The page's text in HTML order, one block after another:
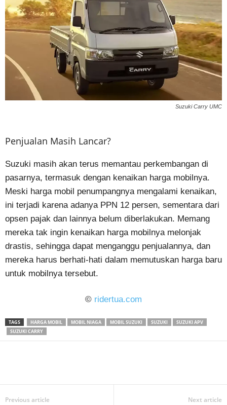
Suzuki Carry UMC
Penjualan Masih Lancar?
Suzuki masih akan terus memantau perkembangan di
pasarnya, termasuk dengan kenaikan harga mobilnya.
Meski harga mobil penumpangnya mengalami kenaikan,
ini terjadi karena adanya PPN 12 persen, sementara dari
opsen pajak dan lainnya belum diberlakukan. Memang
mereka tak ingin kenaikan harga mobilnya melonjak
drastis, sehingga dapat menganggu penjualannya, dan
mereka harus berhati-hati dalam memutuskan harga baru
untuk mobilnya tersebut.
© ridertua.com
TAGS HARGA MOBIL MOBIL NIAGA MOBIL SUZUKI SUZUKI
SUZUKI APV
SUZUKI CARRY
Previous article Next article